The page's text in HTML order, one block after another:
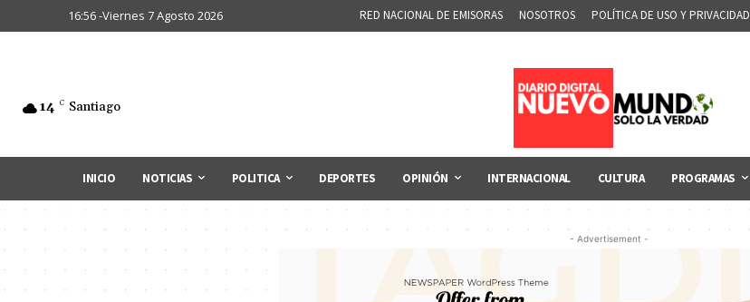
16:56 -Viernes 7 Agosto 2026 RED NACIONAL DE EMISORAS NOSOTROS POLÍTICA DE USO Y PRIVACIDAD
14 C Santiago
INICIO NOTICIAS POLITICA DEPORTES OPINIÓN INTERNACIONAL CULTURA PROGRAMAS
- Advertisement -